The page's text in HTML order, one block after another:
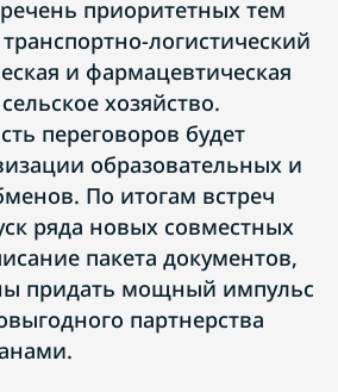
приоритетных тем
логистический
и фармацевтическая
хозяйство.
переговоров будет
образовательных и
По итогам встреч
ряда новых совместных
пакета документов,
придать мощный импульс
партнерства